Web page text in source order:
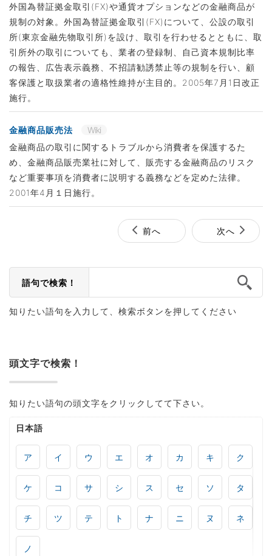
外国為替証拠金取引(FX)や通貨オプションなどの金融商品が
規制の対象。外国為替証拠金取引(FX)について、公設の取引
所(東京金融先物取引所)を設け、取引を行わせるとともに、取
引所外の取引についても、業者の登録制、自己資本規制比率
の報告、広告表示義務、不招請勧誘禁止等の規制を行い、顧
客保護と取扱業者の適格性維持が主目的。2005年7月1日改正
施行。
金融商品販売法
Wiki
金融商品の取引に関するトラブルから消費者を保護するた
め、金融商品販売業社に対して、販売する金融商品のリスク
など重要事項を消費者に説明する義務などを定めた法律。
2001年4月１日施行。
前へ 次へ
語句で検索！
知りたい語句を入力して、検索ボタンを押してください
頭文字で検索！
知りたい語句の頭文字をクリックしてて下さい。
日本語
ア イ ウ エ オ カ キ ク
ケ コ サ シ ス セ ソ タ
チ ツ テ ト ナ ニ ヌ ネ
ノ